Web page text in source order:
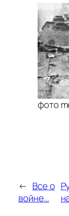
фото
← Все о
войне…